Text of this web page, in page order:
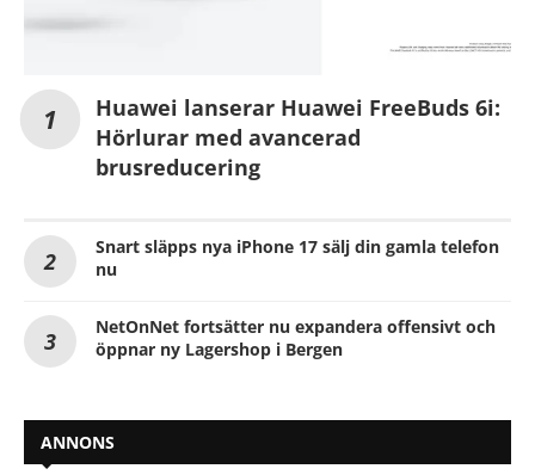
Huawei lanserar Huawei FreeBuds 6i:
Hörlurar med avancerad
brusreducering
Snart släpps nya iPhone 17 sälj din gamla telefon
nu
NetOnNet fortsätter nu expandera offensivt och
öppnar ny Lagershop i Bergen
ANNONS